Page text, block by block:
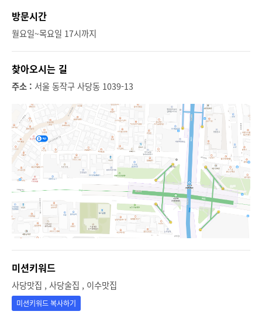
방문시간
월요일~목요일 17시까지
찾아오시는 길
주소 : 서울 동작구 사당동 1039-13
미션키워드
사당맛집 , 사당술집 , 이수맛집
미션키워드 복사하기